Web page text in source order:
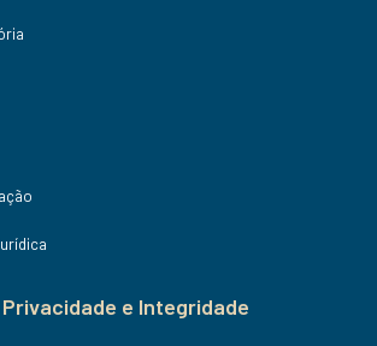
e Integridade